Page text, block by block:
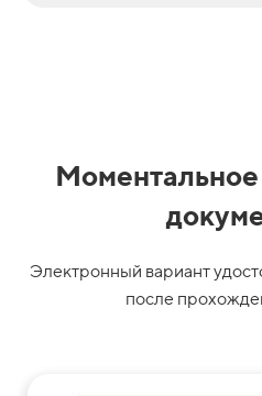
Электронный вариант
после